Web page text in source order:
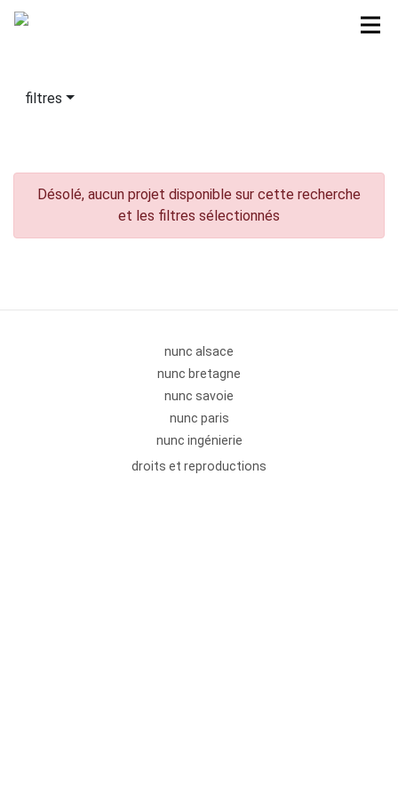
filtres
Désolé, aucun projet disponible sur cette recherche
et les filtres sélectionnés
nunc alsace
nunc bretagne
nunc savoie
nunc paris
nunc ingénierie
droits et reproductions